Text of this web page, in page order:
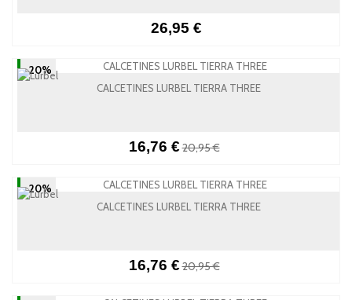
26,95 €
-20%
CALCETINES LURBEL TIERRA THREE
16,76 €20,95 €
-20%
CALCETINES LURBEL TIERRA THREE
16,76 €20,95 €